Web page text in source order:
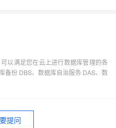
以满足您在云上进行数据库管理的各
备份 DBS、数据库自治服务 DAS、数
提问